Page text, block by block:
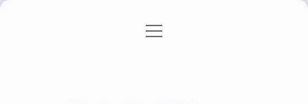
Gizlilik Politikası
menüyü